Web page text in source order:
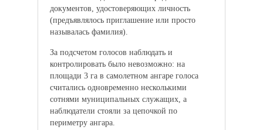
документов, удостоверяющих личность
(предъявлялось приглашение или просто
называлась фамилия).
За подсчетом голосов наблюдать и
контролировать было невозможно: на
площади 3 га в самолетном ангаре голоса
считались одновременно несколькими
сотнями муниципальных служащих, а
наблюдатели стояли за цепочкой по
периметру ангара.